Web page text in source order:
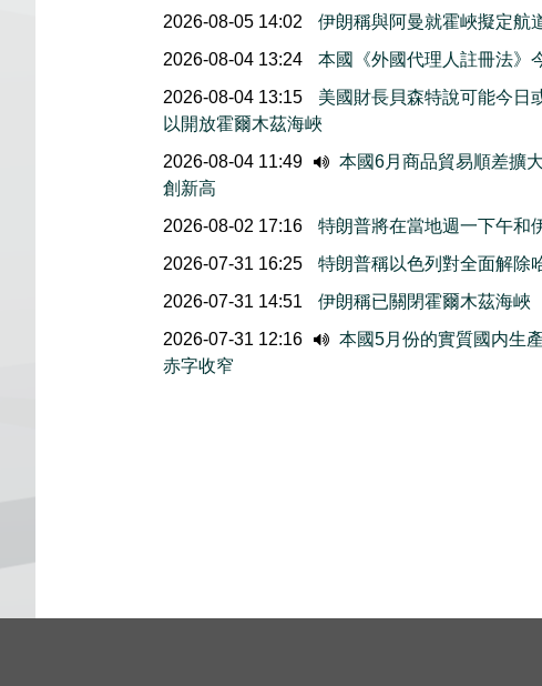
2026-08-05 14:02
伊朗稱與阿曼就霍峽擬定
2026-08-04 13:24
本國《外國代理人註冊法》
2026-08-04 13:15
美國財長貝森特說可能今日
以開放霍爾木茲海峽
2026-08-04 11:49
本國6月商品貿易順差擴
創新高
2026-08-02 17:16
特朗普將在當地週一下午和
2026-07-31 16:25
特朗普稱以色列對全面解除
2026-07-31 14:51
伊朗稱已關閉霍爾木茲海
2026-07-31 12:16
本國5月份的實質國内生
赤字收窄